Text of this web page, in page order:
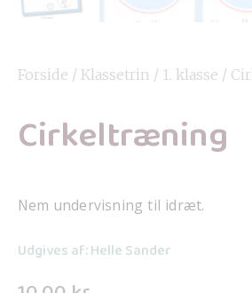
Forside / Klassetrin / 1. klasse /
Cirkeltræning
Nem undervisning til idræt.
Udgives af: Helle Sander